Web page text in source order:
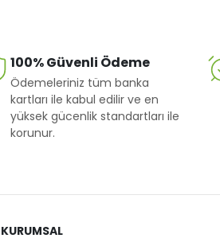
100% Güvenli Ödeme
Ödemeleriniz tüm banka
kartları ile kabul edilir ve en
yüksek gücenlik standartları ile
korunur.
KURUMSAL